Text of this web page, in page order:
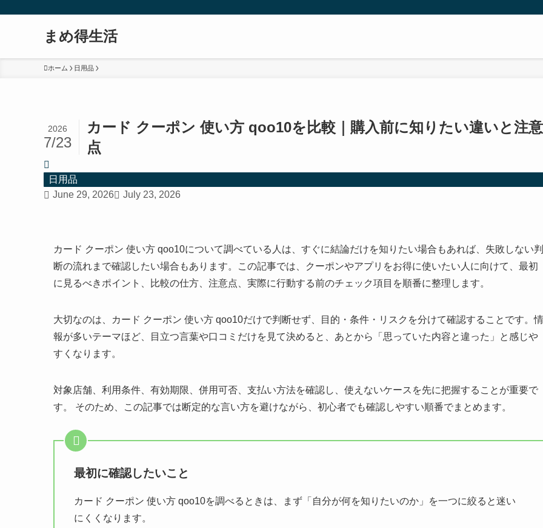
まめ得生活
ホーム 日用品
カード クーポン 使い方 qoo10を比較｜購入前に知りたい違いと注意
点
2026
7/23
日用品
June 29, 2026
July 23, 2026
カード クーポン 使い方 qoo10について調べている人は、すぐに結論だけを知りたい場合もあれば、失敗しない判
断の流れまで確認したい場合もあります。この記事では、クーポンやアプリをお得に使いたい人に向けて、最初
に見るべきポイント、比較の仕方、注意点、実際に行動する前のチェック項目を順番に整理します。
大切なのは、 カード クーポン 使い方 qoo10だけで判断せず、目的・条件・リスクを分けて確認すること です。情
報が多いテーマほど、目立つ言葉や口コミだけを見て決めると、あとから「思っていた内容と違った」と感じや
すくなります。
対象店舗、利用条件、有効期限、併用可否、支払い方法を確認し、使えないケースを先に把握することが重要で
す。 そのため、この記事では断定的な言い方を避けながら、初心者でも確認しやすい順番でまとめます。
最初に確認したいこと
カード クーポン 使い方 qoo10を調べるときは、まず「自分が何を知りたいのか」を一つに絞ると迷い
にくくなります。